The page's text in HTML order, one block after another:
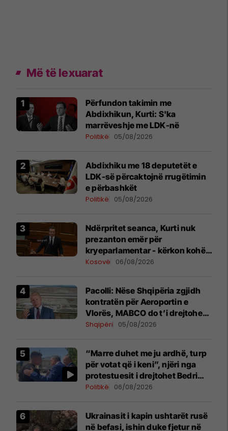
Më të lexuarat
Përfundon takimin me
Abdixhikun, Kurti: S'ka
marrëveshje me LDK-në
Politikë 05/08/2026
Abdixhiku me 18 deputetët e
LDK-së përcaktojnë rrugëtimin
e përbashkët
Politikë 05/08/2026
Ndërpritet seanca, Kurti nuk
prezanton emër për
kryeparlamentar - kërkon kohë
shtesë për marrëveshje politike
Kosovë 06/08/2026
Pacolli: Nëse Shqipëria zgjidh
kontratën për Aeroportin e
Vlorës, MABCO do t’i drejtohet
arbitrazhit ndërkombëtar
Shqipëri 05/08/2026
“Marre duhet me ju ardhë, turp
për votat që i keni”, njëri nga
protestuesit i drejtohet Bedri
Hamzës
Politikë 06/08/2026
Ukrainasit i kapin ushtarët rusë
në befasi, ishin duke fjetur në